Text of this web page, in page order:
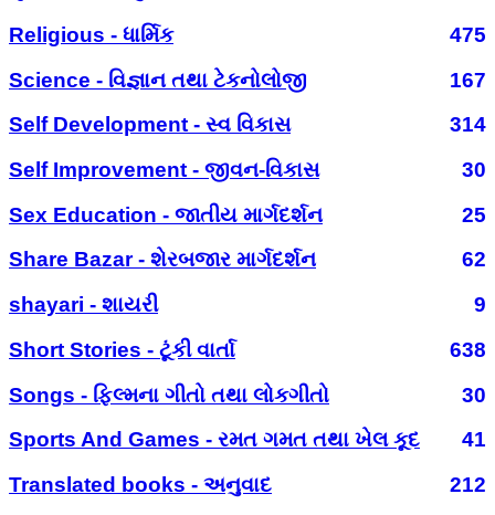
Religious - ધાર્મિક
475
Science - વિજ્ઞાન તથા ટેકનોલોજી
167
Self Development - સ્વ વિકાસ
314
Self Improvement - જીવન-વિકાસ
30
Sex Education - જાતીય માર્ગદર્શન
25
Share Bazar - શેરબજાર માર્ગદર્શન
62
shayari - શાયરી
9
Short Stories - ટૂંકી વાર્તા
638
Songs - ફિલ્મના ગીતો તથા લોકગીતો
30
Sports And Games - રમત ગમત તથા ખેલ કૂદ
41
Translated books - અનુવાદ
212